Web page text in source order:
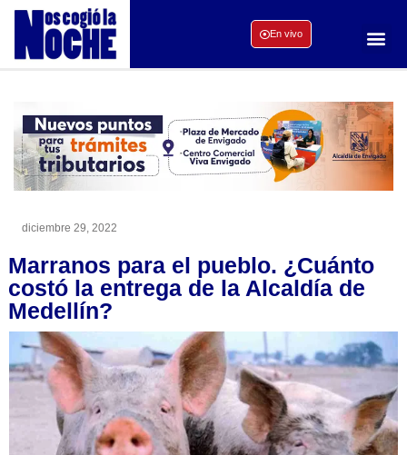
En vivo
diciembre 29, 2022
Marranos para el pueblo. ¿Cuánto
costó la entrega de la Alcaldía de
Medellín?